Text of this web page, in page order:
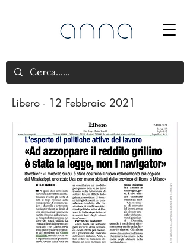
Libero - 12 Febbraio 2021